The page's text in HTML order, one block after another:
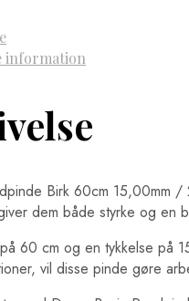
information
Birk 60cm 15,00mm
dem både styrke og en
60 cm og en tykkelse på
vil disse pinde gøre